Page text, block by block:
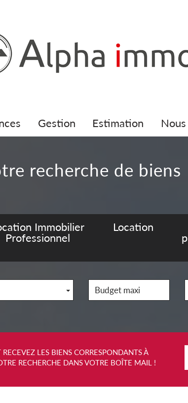
gestion estimation
recherche de biens
Immobilier
Professionnel
Location
RECEVEZ LES BIENS CORRESPONDANTS À
RECHERCHE DANS VOTRE BOÎTE MAIL !